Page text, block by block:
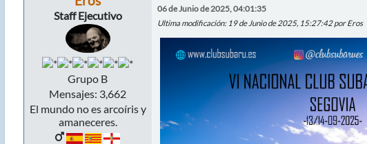
Staff Ejecutivo
Grupo B
Mensajes: 3,662
El mundo no es arcoíris y
amaneceres.
06 de Junio de 2025, 04:01:35
Ultima modificación: 19 de Junio de 2025, 15:27:42 por Eros